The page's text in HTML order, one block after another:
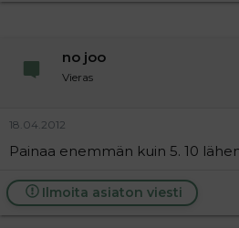
no joo
Vieras
18.04.2012
Painaa enemmän kuin 5. 10
Ilmoita asiaton viesti